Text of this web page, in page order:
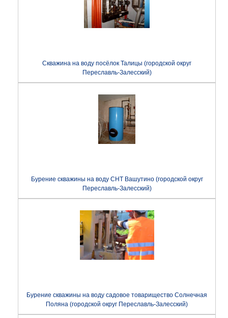
Скважина на воду посёлок Талицы (городской округ
Переславль-Залесский)
Бурение скважины на воду СНТ Вашутино (городской округ
Переславль-Залесский)
Бурение скважины на воду садовое товарищество Солнечная
Поляна (городской округ Переславль-Залесский)